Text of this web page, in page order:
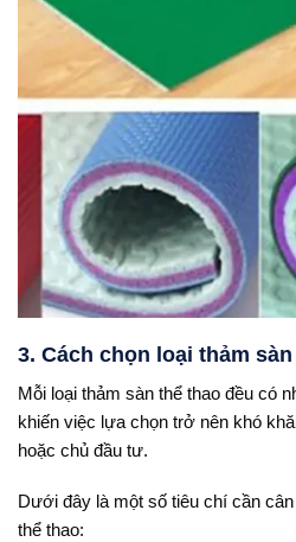
3. Cách chọn loại thảm
Mỗi loại thảm sàn thể thao đều có
khiến việc lựa chọn trở nên khó
hoặc chủ đầu tư.
Dưới đây là một số tiêu chí cần
thể thao: